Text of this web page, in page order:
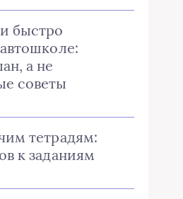
быстро
а не
советы
тетрадям:
к заданиям